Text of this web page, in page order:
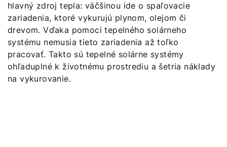
hlavný zdroj tepla: väčšinou ide o spaľovacie
zariadenia, ktoré vykurujú plynom, olejom či
drevom. Vďaka pomoci tepelného solárneho
systému nemusia tieto zariadenia až toľko
pracovať. Takto sú tepelné solárne systémy
ohľaduplné k životnému prostrediu a šetria náklady
na vykurovanie.